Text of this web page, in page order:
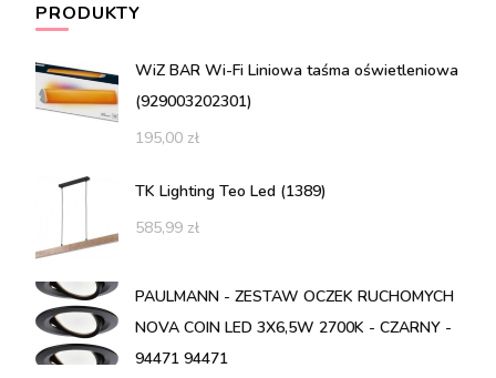
PRODUKTY
WiZ BAR Wi-Fi Liniowa taśma oświetleniowa
(929003202301)
195,00 zł
TK Lighting Teo Led (1389)
585,99 zł
PAULMANN - ZESTAW OCZEK RUCHOMYCH
NOVA COIN LED 3X6,5W 2700K - CZARNY -
94471 94471